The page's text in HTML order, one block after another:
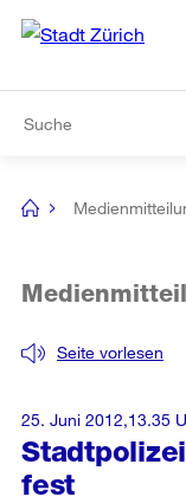
Navigation
[no
fest
Seite vorlesen
25. Juni 2012,13.35